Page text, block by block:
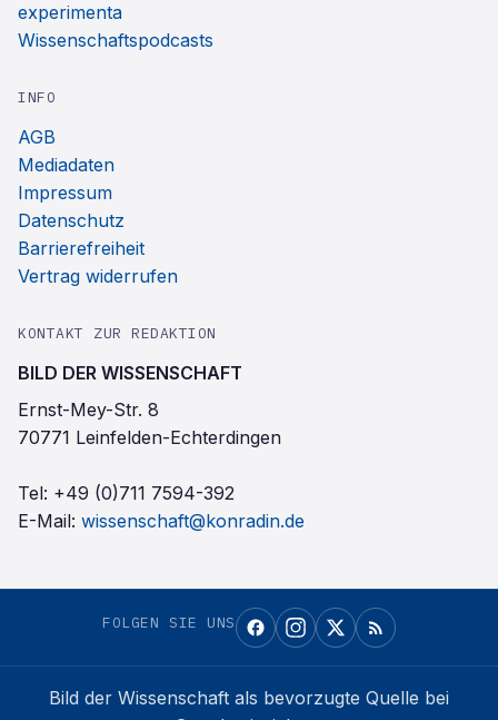
experimenta
Wissenschaftspodcasts
INFO
AGB
Mediadaten
Impressum
Datenschutz
Barrierefreiheit
Vertrag widerrufen
KONTAKT ZUR REDAKTION
BILD DER WISSENSCHAFT
Ernst-Mey-Str. 8
70771 Leinfelden-Echterdingen
Tel: +49 (0)711 7594-392
E-Mail: wissenschaft@konradin.de
FOLGEN SIE UNS
Bild der Wissenschaft als bevorzugte Quelle bei